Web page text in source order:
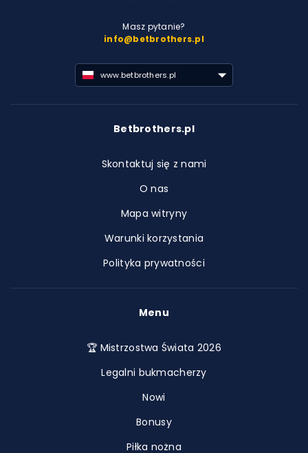
Masz pytanie?
info@betbrothers.pl
www.betbrothers.pl
Betbrothers.pl
Skontaktuj się z nami
O nas
Mapa witryny
Warunki korzystania
Polityka prywatności
Menu
🏆 Mistrzostwa Świata 2026
Legalni bukmacherzy
Nowi
Bonusy
Piłka nożna